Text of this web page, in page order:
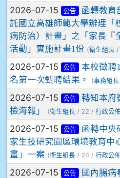
2026-07-15 公告
函轉教育
託國立高雄師範大學辦理「
病防治）計畫」之「家長『
活動」實施計畫1份 (衛生組長
2026-07-15 公告
本校徵聘
名第一次甄聘結果。
(事務組長
2026-07-15 公告
轉知本府
檢海報」
(衛生組長 / 22 / 行政公
2026-07-15 公告
函轉中央
家生技研究園區環境教育中
畫」一案 (衛生組長 / 24 / 行政公
2026-07-15 公告
國內腸病